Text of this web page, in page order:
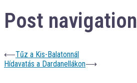
Post navigation
⟵Tűz a Kis-Balatonnál
Hídavatás a Dardanellákon⟶